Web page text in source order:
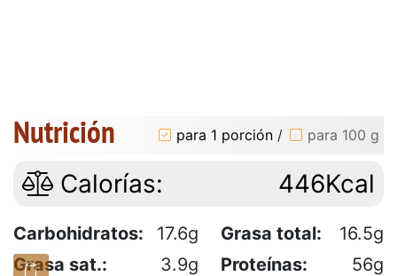
Nutrición para 1 porción / para 100 g
Calorías: 446Kcal
Carbohidratos: 17.6g Grasa total:
16.5g
Grasa sat.:
3.9g Proteínas:
56g